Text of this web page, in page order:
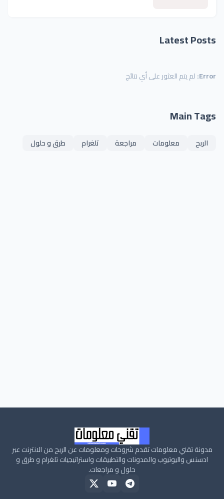
Latest Posts
Error: لم يتم العثور على أي نتائج
Main Tags
الربح معلومات مراجعة تلغرام طرق و حلول
مدونة تقني معلومات تقدم شروحات ومعلومات عن الربح من الانترنت عبر
ادسنس واليوتيوب والمدونات والتطبيقات واستراتيجيات تلغرام و طرق و
حلول و مراجعات.